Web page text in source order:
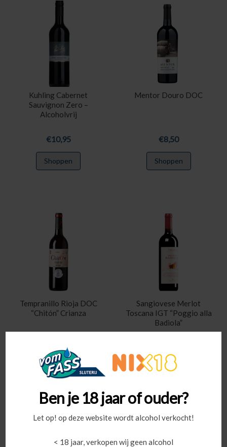
Ben je 18 jaar of ouder?
Let op! op deze website wordt alcohol verkocht!
< 18 jaar, verkopen wij geen alcohol
Kuhling Cabernet
Sauvignon Zero –
Alcoholvrij
€10,95
Shoppen
Mentor Douro DOC
€8,50
Shoppen
Tempranillo Rioja DOC
“Chitón” Crianza
9,95
Shoppen
Sangiovese Merlot
Toscana IGT “Poggio alla
Badiola”
Shoppen